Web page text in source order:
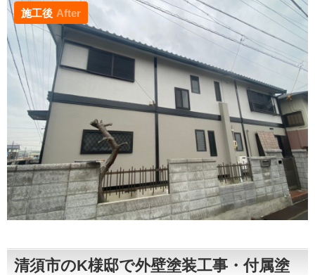
施工後 After
清須市のK様邸で外壁塗装工事・付属塗